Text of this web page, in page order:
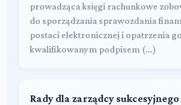
prowadząca księgi rachunkowe
do sporządzania sprawozdania
postaci elektronicznej i opatrzenia go
kwalifikowanym podpisem (...)
Rady dla zarządcy sukcesyjnego